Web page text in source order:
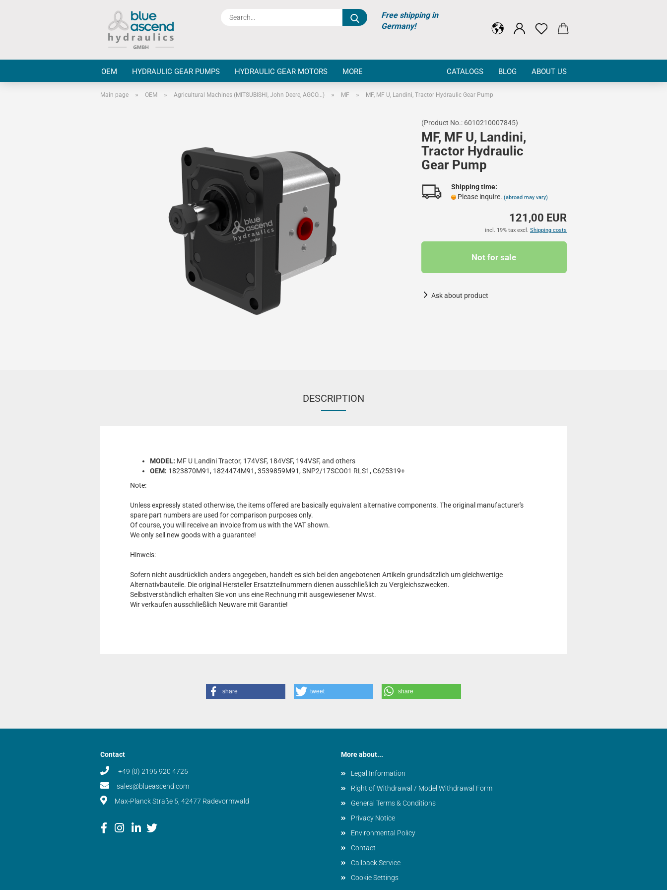
Search...Free shipping in
Germany!
OEM HYDRAULIC GEAR PUMPS HYDRAULIC GEAR MOTORS CATALOGS BLOG ABOUT US
MORE
Main page » OEM » Agricultural Machines (MITSUBISHI, John Deere, AGCO...) » MF » MF, MF U, Landini, Tractor Hydraulic Gear Pump
(Product No.: 6010210007845)
MF, MF U, Landini,
Tractor Hydraulic
Gear Pump
Shipping time:
Please inquire. (abroad may vary)
121,00 EUR
incl. 19% tax excl. Shipping costs
Ask about product
DESCRIPTION
MODEL: MF U Landini Tractor, 174VSF, 184VSF, 194VSF, and others
OEM: 1823870M91, 1824474M91, 3539859M91, SNP2/17SCO01 RLS1, C625319+
Note:
Unless expressly stated otherwise, the items offered are basically equivalent alternative components. The original manufacturer's
spare part numbers are used for comparison purposes only.
Of course, you will receive an invoice from us with the VAT shown.
We only sell new goods with a guarantee!
Hinweis:
Sofern nicht ausdrücklich anders angegeben, handelt es sich bei den angebotenen Artikeln grundsätzlich um gleichwertige
Alternativbauteile. Die original Hersteller Ersatzteilnummern dienen ausschließlich zu Vergleichszwecken.
Selbstverständlich erhalten Sie von uns eine Rechnung mit ausgewiesener Mwst.
Wir verkaufen ausschließlich Neuware mit Garantie!
share tweet share
Contact
+49 (0) 2195 920 4725
sales@blueascend.com
Max-Planck Straße 5, 42477 Radevormwald
More about...
Legal Information
Right of Withdrawal / Model Withdrawal Form
General Terms & Conditions
Privacy Notice
Environmental Policy
Contact
Callback Service
Cookie Settings